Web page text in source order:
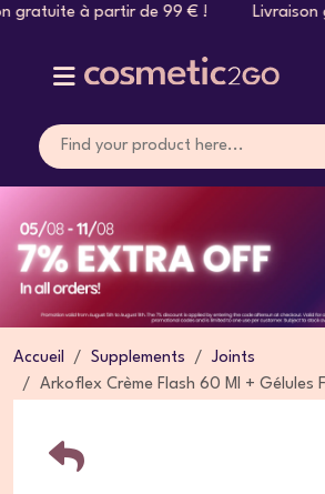
gratuite à partir de 99 € !
Accueil Supplements
Joints
Arkoflex Crème Flash 60 Ml + Gélules